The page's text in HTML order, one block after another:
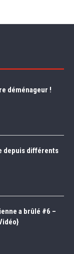
déménageur !
depuis différents
a brûlé #6 –